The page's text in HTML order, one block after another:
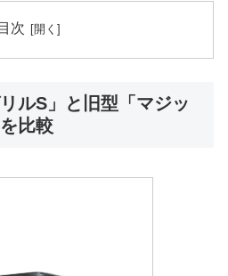
目次
ルS」と旧型「マジッ
比較